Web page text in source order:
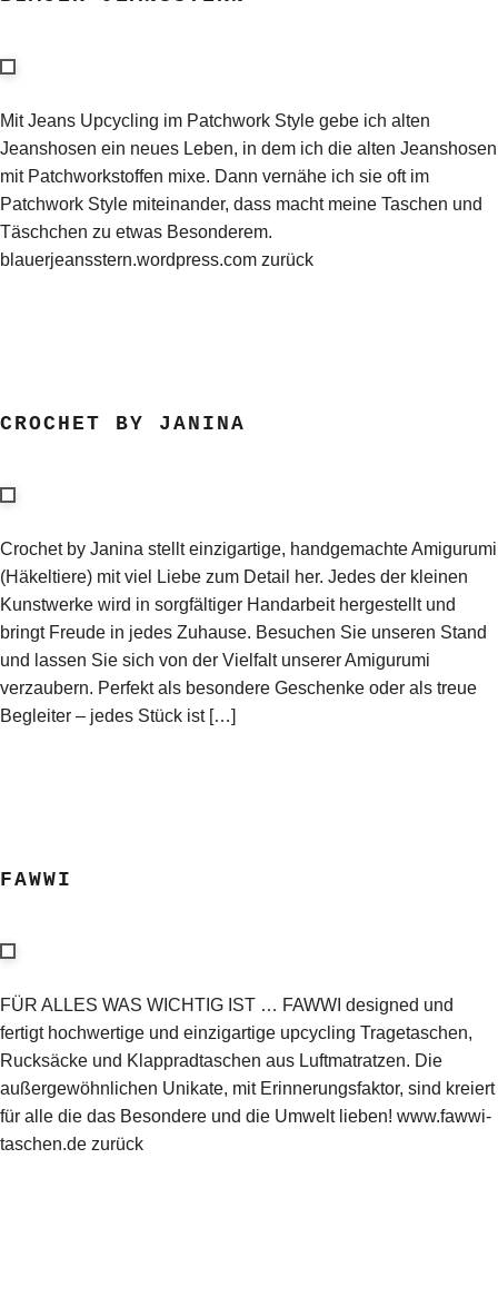
Mit Jeans Upcycling im Patchwork Style gebe ich alten
Jeanshosen ein neues Leben, in dem ich die alten Jeanshosen
mit Patchworkstoffen mixe. Dann vernähe ich sie oft im
Patchwork Style miteinander, dass macht meine Taschen und
Täschchen zu etwas Besonderem.
blauerjeansstern.wordpress.com zurück
CROCHET BY JANINA
Crochet by Janina stellt einzigartige, handgemachte Amigurumi
(Häkeltiere) mit viel Liebe zum Detail her. Jedes der kleinen
Kunstwerke wird in sorgfältiger Handarbeit hergestellt und
bringt Freude in jedes Zuhause. Besuchen Sie unseren Stand
und lassen Sie sich von der Vielfalt unserer Amigurumi
verzaubern. Perfekt als besondere Geschenke oder als treue
Begleiter – jedes Stück ist […]
FAWWI
FÜR ALLES WAS WICHTIG IST … FAWWI designed und
fertigt hochwertige und einzigartige upcycling Tragetaschen,
Rucksäcke und Klappradtaschen aus Luftmatratzen. Die
außergewöhnlichen Unikate, mit Erinnerungsfaktor, sind kreiert
für alle die das Besondere und die Umwelt lieben! www.fawwi-
taschen.de zurück